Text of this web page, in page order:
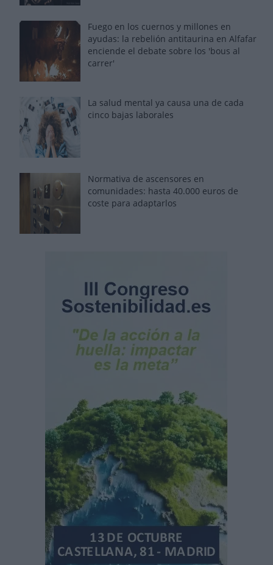
Fuego en los cuernos y millones en
ayudas: la rebelión antitaurina en Alfafar
enciende el debate sobre los 'bous al
carrer'
La salud mental ya causa una de cada
cinco bajas laborales
Normativa de ascensores en
comunidades: hasta 40.000 euros de
coste para adaptarlos